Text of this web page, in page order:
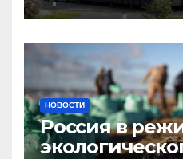
НОВОСТИ
Россия в